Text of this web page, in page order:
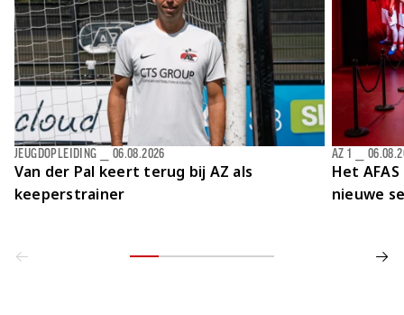
Van der Pal keert terug bij AZ als
keeperstrainer
JEUGDOPLEIDING 06.08.2026
Het
nieuwe
AZ 1